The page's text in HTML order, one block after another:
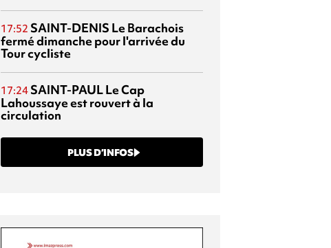
17:52 SAINT-DENIS Le Barachois
fermé dimanche pour l'arrivée du
Tour cycliste
17:24 SAINT-PAULLe Cap
Lahoussaye est rouvert à la
circulation
PLUS D’INFOS